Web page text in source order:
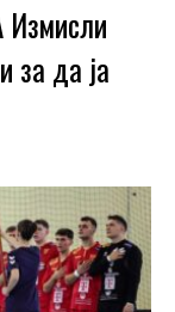
за да ја